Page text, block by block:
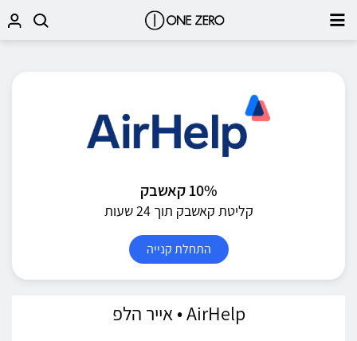
10% קאשבק
קליטת קאשבק תוך 24 שעות
התחלת קנייה
AirHelp • אייר הלפ